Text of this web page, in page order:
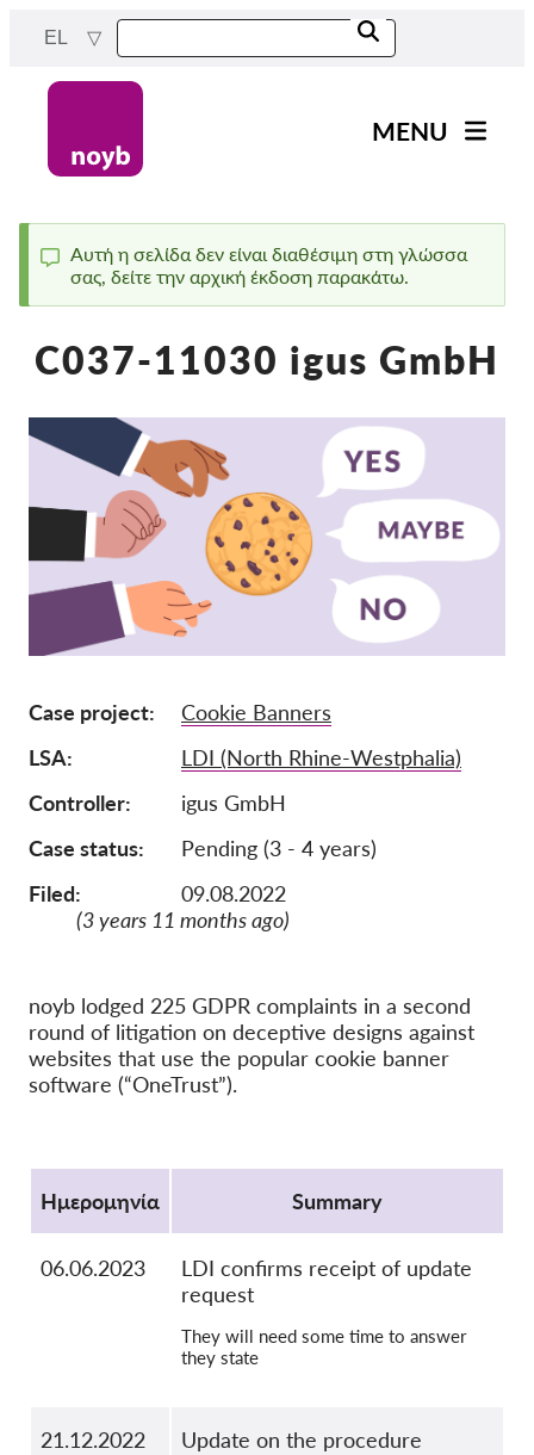
content
EL
navigation
MENU
Έργα
Όλες οι περιπτώσεις
Reports & Resources
Exercise your rights!
Στήριξέ μας!
Ιδιότητα μέλους
Tax deductability
Σύνδεση Μέλους
Σχετικά με εμάς
Ετήσιες αναφορές
Συλλογική έννομη
προστασία
OnionShare
Επικοινωνία
Status
message
Αυτή η σελίδα δεν είναι διαθέσιμη στη γλώσσα
σας, δείτε την αρχική έκδοση παρακάτω.
C037-11030 igus GmbH
Case project
Cookie Banners
LSA
LDI (North Rhine-Westphalia)
Controller
igus GmbH
Case status
Pending (3 - 4 years)
Filed:
09.08.2022
(3 years 11 months ago)
noyb lodged 225 GDPR complaints in a second
round of litigation on deceptive designs against
websites that use the popular cookie banner
software (“OneTrust”).
Ημερομηνία
Summary
06.06.2023
LDI confirms receipt of update
request
They will need some time to answer
they state
21.12.2022 Update on the procedure